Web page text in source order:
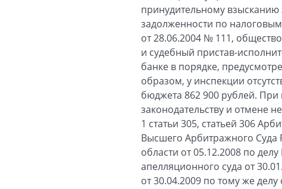
принудительному
задолженности по
от 28.06.2004 № 111,
и судебный пристав-
банке в порядке,
образом, у инспекции
бюджета 862 900 рублей. При
законодательству и отмене
1 статьи 305, статьей 306
Высшего Арбитражного
области от 05.12.2008 по
апелляционного суда от
от 30.04.2009 по тому же